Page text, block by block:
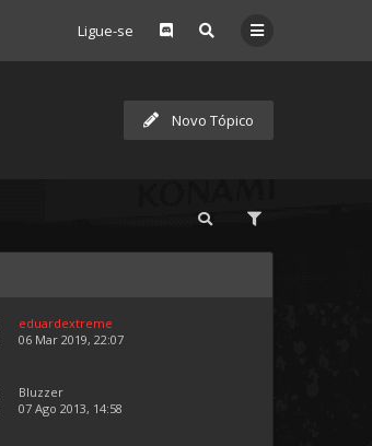
Ligue-se
Novo Tópico
eduardextreme
06 Mar 2019, 22:07
Bluzzer
07 Ago 2013, 14:58